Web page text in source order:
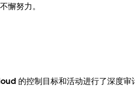
懈努力。
的控制目标和活动进行了深度